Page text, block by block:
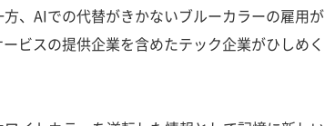
、AIでの代替がきかないブルーカラーの雇用が
ビスの提供企業を含めたテック企業がひしめく